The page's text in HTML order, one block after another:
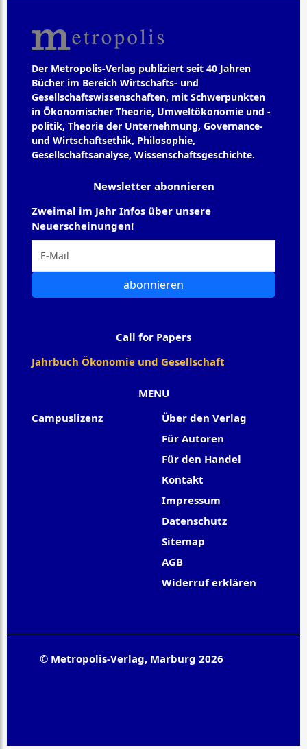
Der Metropolis-Verlag publiziert seit 40 Jahren
Bücher im Bereich Wirtschafts- und
Gesellschaftswissenschaften, mit Schwerpunkten
in Ökonomischer Theorie, Umweltökonomie und -
politik, Theorie der Unternehmung, Governance-
und Wirtschaftsethik, Philosophie,
Gesellschaftsanalyse, Wissenschaftsgeschichte.
MENU
Campuslizenz
Über den Verlag
Für Autoren
Für den Handel
Kontakt
Impressum
Datenschutz
Sitemap
AGB
Widerruf erklären
Newsletter abonnieren
Zweimal im Jahr Infos über unsere
Neuerscheinungen!
abonnieren
Call for Papers
Jahrbuch Ökonomie und Gesellschaft
© Metropolis-Verlag, Marburg 2026